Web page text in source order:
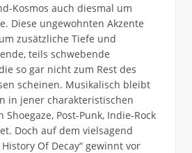
Kosmos auch diesmal um
Diese ungewohnten Akzente
zusätzliche Tiefe und
teils schwebende
so gar nicht zum Rest des
scheinen. Musikalisch bleibt
in jener charakteristischen
Shoegaze, Post-Punk, Indie-Rock
Doch auf dem vielsagend
Of Decay“ gewinnt vor